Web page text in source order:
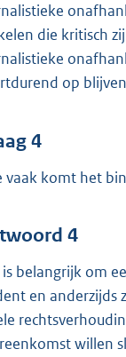
die kritisch
op
4
vaak komt het
4
belangrijk om
en anderzijds
willen